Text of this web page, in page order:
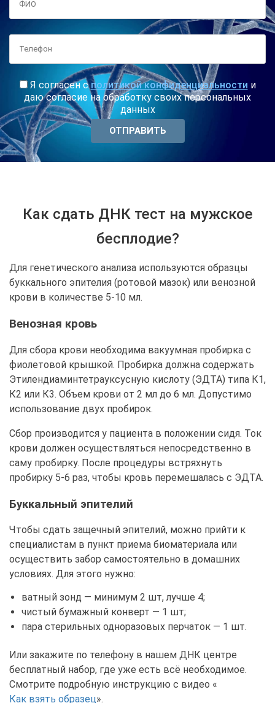
Я согласен сполитикой конфиденциальности и
даю согласие на обработку своих персональных
данных
Как сдать ДНК тест на мужское
бесплодие?
Для генетического анализа используются образцы
буккального эпителия (ротовой мазок) или венозной
крови в количестве 5-10 мл.
Венозная кровь
Для сбора крови необходима вакуумная пробирка с
фиолетовой крышкой. Пробирка должна содержать
Этилендиаминтетрауксусную кислоту (ЭДТА) типа К1,
К2 или К3. Объем крови от 2 мл до 6 мл. Допустимо
использование двух пробирок.
Сбор производится у пациента в положении сидя. Ток
крови должен осуществляться непосредственно в
саму пробирку. После процедуры встряхнуть
пробирку 5-6 раз, чтобы кровь перемешалась с ЭДТА.
Буккальный эпителий
Чтобы сдать защечный эпителий, можно прийти к
специалистам в пункт приема биоматериала или
осуществить забор самостоятельно в домашних
условиях. Для этого нужно:
ватный зонд — минимум 2 шт, лучше 4;
чистый бумажный конверт — 1 шт;
пара стерильных одноразовых перчаток — 1 шт.
Или закажите по телефону в нашем ДНК центре
бесплатный набор, где уже есть всё необходимое.
Смотрите подробную инструкцию с видео «
Как взять образец».